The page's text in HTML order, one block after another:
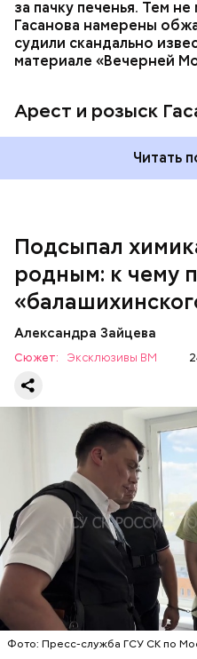
за пачку печенья. Тем
Гасанова намерены
судили скандально
материале «Вечерней
Арест и розыск
Читать
Подсыпал
родным: к чему
Александра Зайцева
Сюжет: Эксклюзивы ВМ
Фото: Пресс-служба ГСУ СК по
Все началось в июне,
обратились в местную
плохое самочувствие.
им точный диагноз,
потерпевших направили
специалисты
химикат дихлорэтан,
организм супругов
нашли в еде, изъятой из
Play
Video
Видео: пресс-служба ГСУ СК
Началось
Также отравленную пищу
ОТРАВЛЕНИЯ
СЛЕДСТВЕННЫЙ КОМИТЕТ